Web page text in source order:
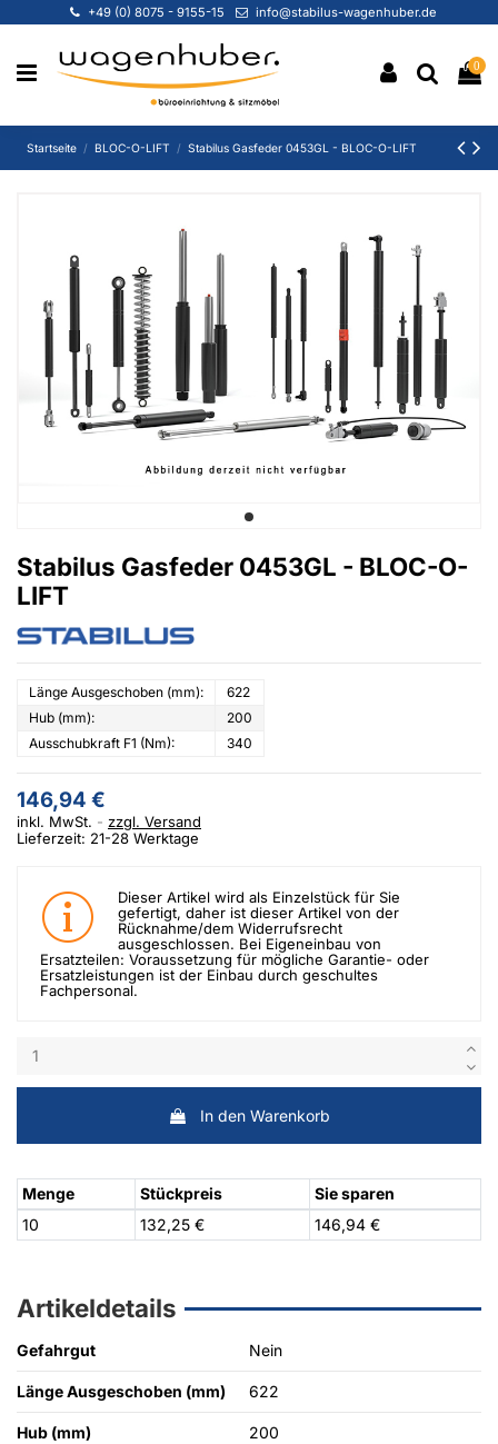
+49 (0) 8075 - 9155-15 info@stabilus-wagenhuber.de
0
Startseite BLOC-O-LIFT Stabilus Gasfeder 0453GL - BLOC-O-LIFT
Stabilus Gasfeder 0453GL - BLOC-O-
LIFT
Länge Ausgeschoben (mm):
622
Hub (mm):
200
Ausschubkraft F1 (Nm):
340
146,94 €
inkl. MwSt.
zzgl. Versand
Lieferzeit: 21-28 Werktage
Dieser Artikel wird als Einzelstück für Sie
gefertigt, daher ist dieser Artikel von der
Rücknahme/dem Widerrufsrecht
ausgeschlossen. Bei Eigeneinbau von
Ersatzteilen: Voraussetzung für mögliche Garantie- oder
Ersatzleistungen ist der Einbau durch geschultes
Fachpersonal.
In den Warenkorb
Menge Stückpreis
Sie sparen
10
132,25 € 146,94 €
Artikeldetails
Gefahrgut Nein
Länge Ausgeschoben (mm) 622
Hub (mm) 200